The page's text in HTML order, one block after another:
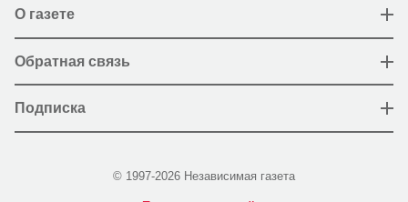
О газете
Обратная связь
Подписка
© 1997-2026 Независимая газета